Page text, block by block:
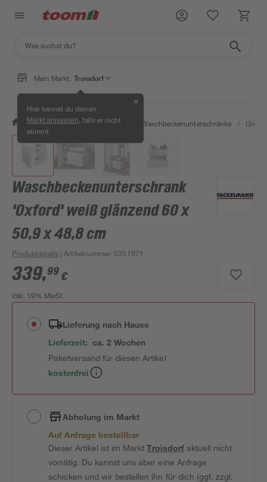
Mein Markt: Troisdorf
Hier kannst du deinen
Markt anpassen , falls er nicht
stimmt.
✕
/ Bad & Sanitär / Badmöbel Waschbeckenunterschränke /
Waschbeckenunterschrank
'Oxford' weiß glänzend 60 x
50,9 x 48,8 cm
Produktdetails | Artikelnummer: 5351971
339,99 €
inkl. 19% MwSt.
Lieferung nach Hause
Lieferzeit: ca. 2 Wochen
Paketversand für diesen Artikel
kostenfrei
Abholung im Markt
Auf Anfrage bestellbar
Dieser Artikel ist im MarktTroisdorfaktuell nicht
vorrätig. Du kannst uns aber eine Anfrage
schicken und wir bestellen ihn für dich (ggf. zzgl.